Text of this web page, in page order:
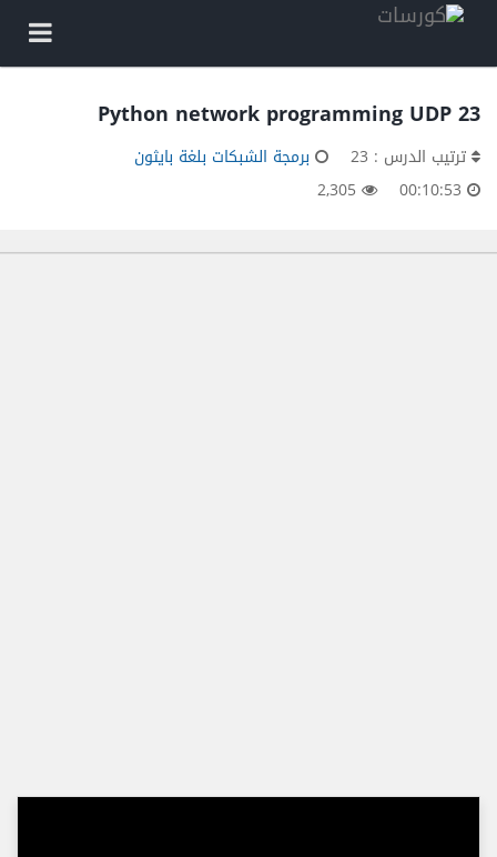
23 Python network programming UDP
ترتيب الدرس : 23
برمجة الشبكات بلغة بايثون